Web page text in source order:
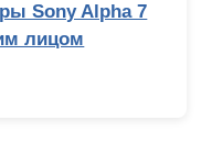
Sony Alpha 7
лицом